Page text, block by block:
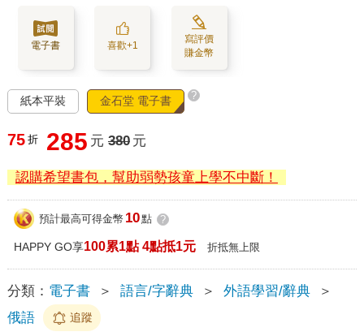
電子書 喜歡+1
寫評價
賺金幣
紙本平裝 金石堂 電子書 ?
75 折 285 元 380 元
認購希望書包，幫助弱勢孩童上學不中斷！
預計最高可得金幣 10點 ?
HAPPY GO享100累1點 4點抵1元 折抵無上限
分類： 電子書 ＞ 語言/字辭典 ＞ 外語學習/辭典
＞
俄語
追蹤